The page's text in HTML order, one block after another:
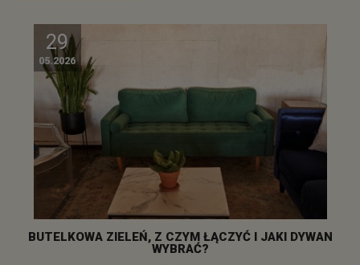
29
05.2026
BUTELKOWA ZIELEŃ, Z CZYM ŁĄCZYĆ I JAKI DYWAN
WYBRAĆ?